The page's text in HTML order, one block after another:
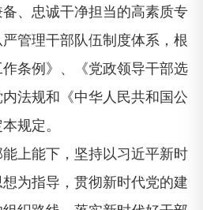
、忠诚干净担当的高素质专
管理干部队伍制度体系，根
条例》、《党政领导干部选
法规和《中华人民共和国公
规定。
上能下，坚持以习近平新时
为指导，贯彻新时代党的建